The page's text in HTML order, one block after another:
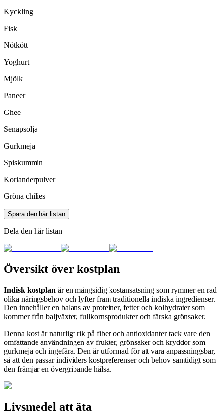
Kyckling
Fisk
Nötkött
Yoghurt
Mjölk
Paneer
Ghee
Senapsolja
Gurkmeja
Spiskummin
Korianderpulver
Gröna chilies
Spara den här listan
Dela den här listan
Översikt över kostplan
Indisk kostplan är en mångsidig kostansatsning som rymmer en rad
olika näringsbehov och lyfter fram traditionella indiska ingredienser.
Den innehåller en balans av proteiner, fetter och kolhydrater som
kommer från baljväxter, fullkornsprodukter och färska grönsaker.
Denna kost är naturligt rik på fiber och antioxidanter tack vare den
omfattande användningen av frukter, grönsaker och kryddor som
gurkmeja och ingefära. Den är utformad för att vara anpassningsbar,
så att den passar individers kostpreferenser och behov samtidigt som
den främjar en övergripande hälsa.
Livsmedel att äta